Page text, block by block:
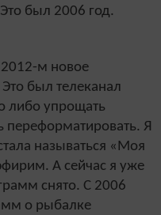
был 2006 год.
2012-м новое
был телеканал
либо упрощать
Я
называться «Моя
А сейчас я уже
снято. С 2006
о рыбалке